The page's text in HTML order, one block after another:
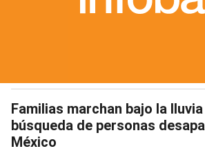
Familias marchan bajo la
búsqueda de personas
México